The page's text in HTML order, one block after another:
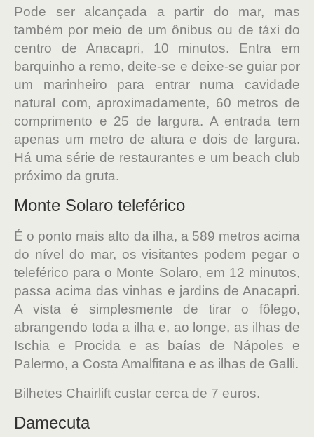
Pode ser alcançada a partir do mar, mas
também por meio de um ônibus ou de táxi do
centro de Anacapri, 10 minutos. Entra em
barquinho a remo, deite-se e deixe-se guiar por
um marinheiro para entrar numa cavidade
natural com, aproximadamente, 60 metros de
comprimento e 25 de largura. A entrada tem
apenas um metro de altura e dois de largura.
Há uma série de restaurantes e um beach club
próximo da gruta.
Monte Solaro teleférico
É o ponto mais alto da ilha, a 589 metros acima
do nível do mar, os visitantes podem pegar o
teleférico para o Monte Solaro, em 12 minutos,
passa acima das vinhas e jardins de Anacapri.
A vista é simplesmente de tirar o fôlego,
abrangendo toda a ilha e, ao longe, as ilhas de
Ischia e Procida e as baías de Nápoles e
Palermo, a Costa Amalfitana e as ilhas de Galli.
Bilhetes Chairlift custar cerca de 7 euros.
Damecuta